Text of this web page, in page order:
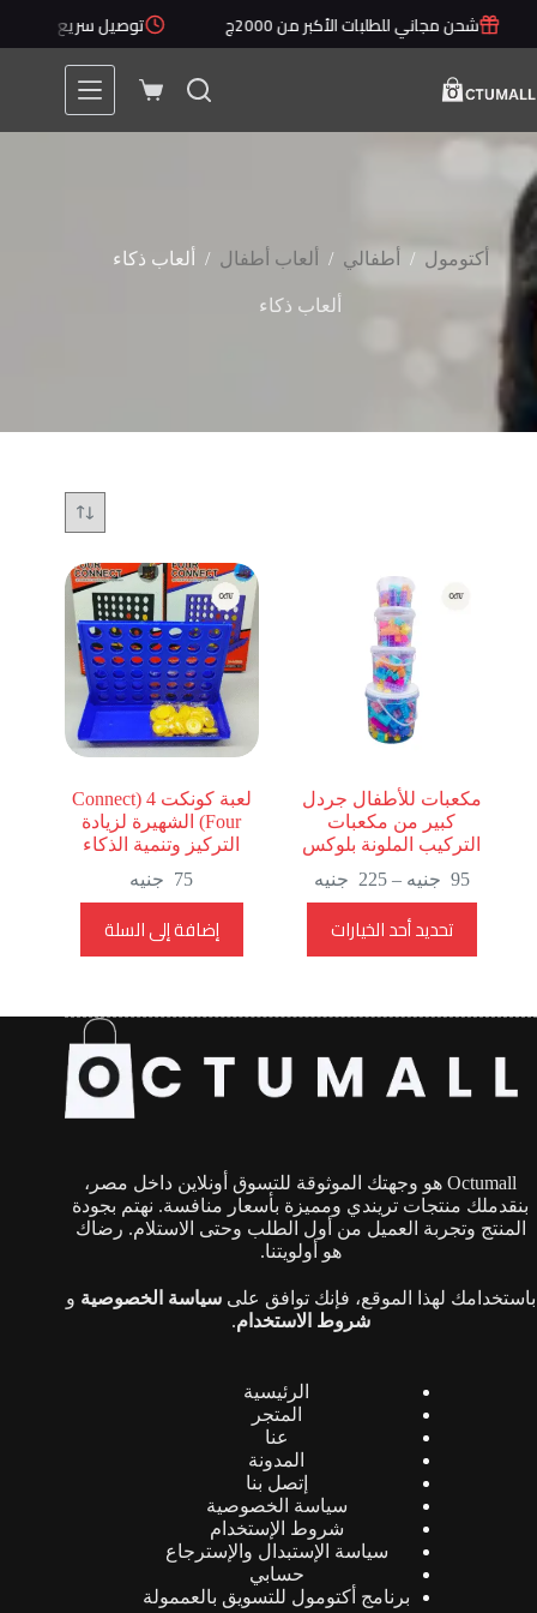
التجاوزشحن مجاني للطلبات الأكبر من 2000ج توصيل سريع خلال 1 - 5 أيام
عربة
أكتومول / أطفالي / ألعاب أطفال / ألعاب ذكاء
ألعاب ذكاء
مكعبات للأطفال جردل
كبير من مكعبات
التركيب الملونة بلوكس
95 جنيه–
225 جنيه
السعر:
⁦225
تحديد أحد الخيارات
العديد
من
يمكن
اختيار
المنتج
لعبة كونكت 4 (Connect
Four) الشهيرة لزيادة
التركيز وتنمية الذكاء
75 جنيه
إضافة إلى السلة
Octumall هو وجهتك الموثوقة للتسوق أونلاين داخل مصر،
بنقدملك منتجات تريندي ومميزة بأسعار منافسة. نهتم بجودة
المنتج وتجربة العميل من أول الطلب وحتى الاستلام. رضاك
هو أولويتنا.
باستخدامك لهذا الموقع، فإنك توافق علىسياسة الخصوصية و
شروط الاستخدام.
الرئيسية
المتجر
عنا
المدونة
إتصل بنا
سياسة الخصوصية
شروط الإستخدام
سياسة الإستبدال والإسترجاع
حسابي
برنامج أكتومول للتسويق بالعممولة